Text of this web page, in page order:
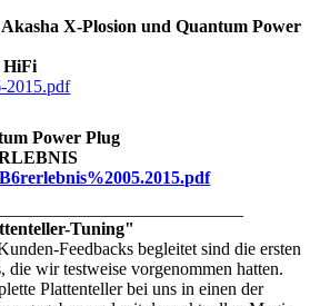
X-Plosion und Quantum Power
2015.pdf
Power Plug
Tuning"
Feedbacks begleitet sind die ersten
die wir testweise vorgenommen hatten.
Plattenteller bei uns in einen der